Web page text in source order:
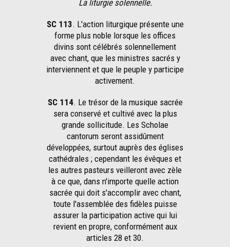
La liturgie solennelle.
SC 113. L'action liturgique présente une
forme plus noble lorsque les offices
divins sont célébrés solennellement
avec chant, que les ministres sacrés y
interviennent et que le peuple y participe
activement.
SC 114. Le trésor de la musique sacrée
sera conservé et cultivé avec la plus
grande sollicitude. Les Scholae
cantorum seront assidûment
développées, surtout auprès des églises
cathédrales ; cependant les évêques et
les autres pasteurs veilleront avec zèle
à ce que, dans n'importe quelle action
sacrée qui doit s'accomplir avec chant,
toute l'assemblée des fidèles puisse
assurer la participation active qui lui
revient en propre, conformément aux
articles 28 et 30.